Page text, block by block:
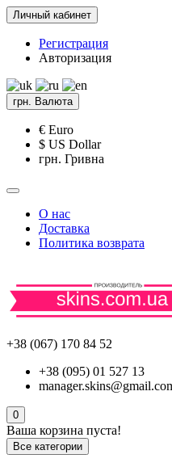
Личный кабинет
Регистрация
Авторизация
грн. Валюта
€ Euro
$ US Dollar
грн. Гривна
О нас
Доставка
Политика возврата
+38 (067) 170 84 52
+38 (095) 01 527 13
0
Ваша корзина пуста!
Все категории